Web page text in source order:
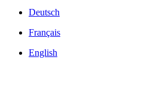
Deutsch
Français
English